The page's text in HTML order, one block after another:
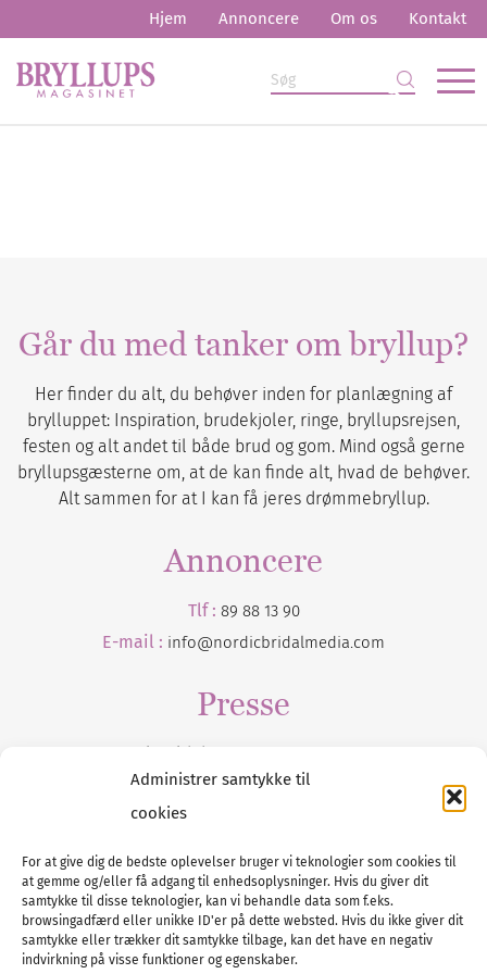
Administrer samtykke til
cookies
For at give dig de bedste oplevelser bruger vi teknologier som cookies til
at gemme og/eller få adgang til enhedsoplysninger. Hvis du giver dit
samtykke til disse teknologier, kan vi behandle data som f.eks.
browsingadfærd eller unikke ID'er på dette websted. Hvis du ikke giver dit
samtykke eller trækker dit samtykke tilbage, kan det have en negativ
indvirkning på visse funktioner og egenskaber.
Hjem Annoncere Om os Kontakt
Går du med tanker om bryllup?
Her finder du alt, du behøver inden for planlægning af
brylluppet: Inspiration, brudekjoler, ringe, bryllupsrejsen,
festen og alt andet til både brud og gom. Mind også gerne
bryllupsgæsterne om, at de kan finde alt, hvad de behøver.
Alt sammen for at I kan få jeres drømmebryllup.
Annoncere
Tlf : 89 88 13 90
E-mail : info@nordicbridalmedia.com
Presse
Tilmeld dig vores
Tel :89 88 13 90
E-post:info@nordicbridalmedia.com
Nordic Bridal Media